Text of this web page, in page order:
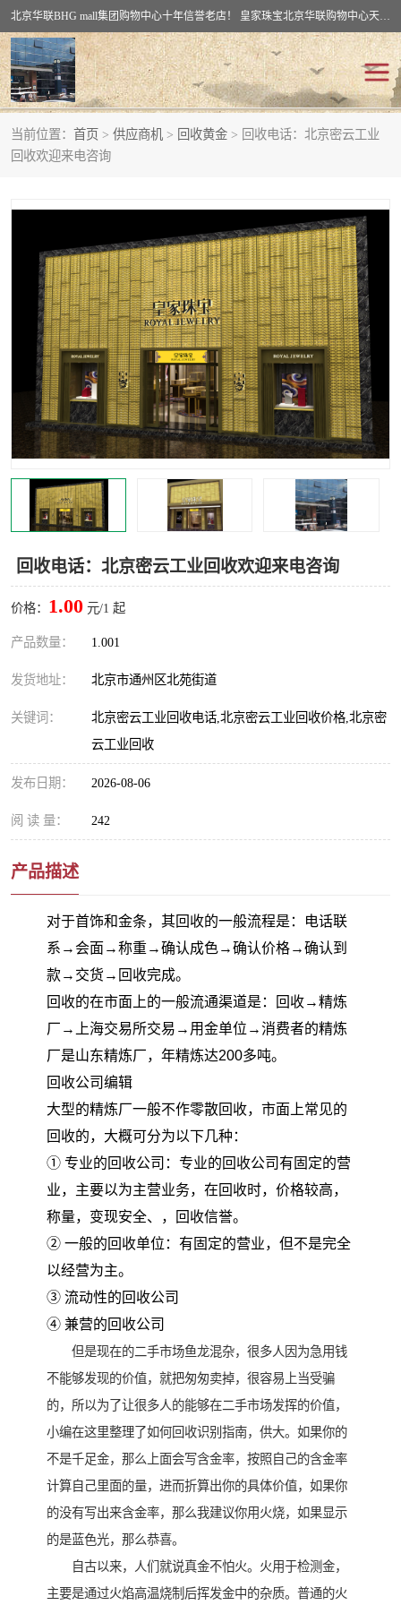
北京华联BHG mall集团购物中心十年信誉老店！ 皇家珠宝北京华联购物中心天时名苑店竭诚欢迎您。 北京市通州区（八通线）通州北苑地铁华联购物中心一层皇家珠宝 北京皇家珠宝通州黄金回收黄金首饰加工店（八通线: 通州北苑地铁华联店）：通州区通州北苑地铁华联购物中心一层皇家珠宝。
当前位置： 首页 > 供应商机 > 回收黄金 > 回收电话：北京密云工业
回收欢迎来电咨询
回收电话：北京密云工业回收欢迎来电咨询
价格： 1.00 元/1 起
产品数量： 1.001
发货地址： 北京市通州区北苑街道
关键词：
北京密云工业回收电话,北京密云工业回收价格,北京密
云工业回收
发布日期： 2026-08-06
阅 读 量： 242
产品描述
对于首饰和金条，其回收的一般流程是：电话联
系→会面→称重→确认成色→确认价格→确认到
款→交货→回收完成。
回收的在市面上的一般流通渠道是：回收→精炼
厂→上海交易所交易→用金单位→消费者的精炼
厂是山东精炼厂，年精炼达200多吨。
回收公司编辑
大型的精炼厂一般不作零散回收，市面上常见的
回收的，大概可分为以下几种：
① 专业的回收公司：专业的回收公司有固定的营
业，主要以为主营业务，在回收时，价格较高，
称量，变现安全、，回收信誉。
② 一般的回收单位：有固定的营业，但不是完全
以经营为主。
③ 流动性的回收公司
④ 兼营的回收公司
但是现在的二手市场鱼龙混杂，很多人因为急用钱
不能够发现的价值，就把匆匆卖掉，很容易上当受骗
的，所以为了让很多人的能够在二手市场发挥的价值，
小编在这里整理了如何回收识别指南，供大。如果你的
不是千足金，那么上面会写含金率，按照自己的含金率
计算自己里面的量，进而折算出你的具体价值，如果你
的没有写出来含金率，那么我建议你用火烧，如果显示
的是蓝色光，那么恭喜。
自古以来，人们就说真金不怕火。火用于检测金，
主要是通过火焰高温烧制后挥发金中的杂质。普通的火
回收黄金
回收翡翠玉石